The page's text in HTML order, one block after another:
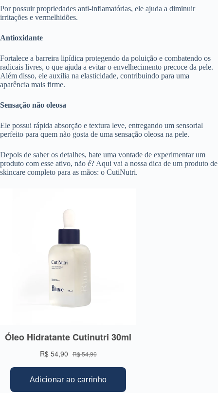
Por possuir propriedades anti-inflamatórias, ele ajuda a diminuir
irritações e vermelhidões.
Antioxidante
Fortalece a barreira lipídica protegendo da poluição e combatendo os
radicais livres, o que ajuda a evitar o envelhecimento precoce da pele.
Além disso, ele auxilia na elasticidade, contribuindo para uma
aparência mais firme.
Sensação não oleosa
Ele possui rápida absorção e textura leve, entregando um sensorial
perfeito para quem não gosta de uma sensação oleosa na pele.
Depois de saber os detalhes, bate uma vontade de experimentar um
produto com esse ativo, não é? Aqui vai a nossa dica de um produto de
skincare completo para as mãos: o CutiNutri.